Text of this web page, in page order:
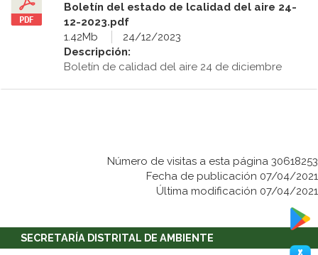
Boletín del estado de lcalidad del aire 24-
12-2023.pdf
1.42Mb
24/12/2023
Descripción:
Boletín de calidad del aire 24 de diciembre
Número de visitas a esta página 30618253
Fecha de publicación 07/04/2021
Última modificación 07/04/2021
SECRETARÍA DISTRITAL DE AMBIENTE